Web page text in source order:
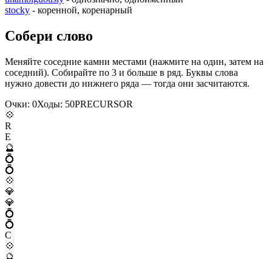
stocky - коренной, коренарный
Собери слово
Меняйте соседние камни местами (нажмите на один, затем на
соседний). Собирайте по 3 и больше в ряд. Буквы слова
нужно довести до нижнего ряда — тогда они засчитаются.
Очки: 0Ходы: 50PRECURSOR
💠
R
E
🔮
💍
💍
💠
💎
💎
💍
💍
C
💠
🔮